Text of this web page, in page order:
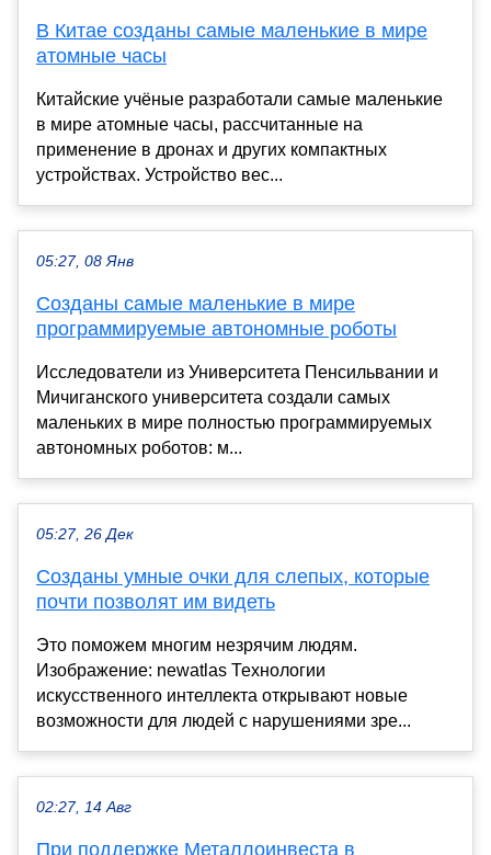
В Китае созданы самые маленькие в мире
атомные часы
Китайские учёные разработали самые маленькие
в мире атомные часы, рассчитанные на
применение в дронах и других компактных
устройствах. Устройство вес...
05:27, 08 Янв
Созданы самые маленькие в мире
программируемые автономные роботы
Исследователи из Университета Пенсильвании и
Мичиганского университета создали самых
маленьких в мире полностью программируемых
автономных роботов: м...
05:27, 26 Дек
Созданы умные очки для слепых, которые
почти позволят им видеть
Это поможем многим незрячим людям.
Изображение: newatlas Технологии
искусственного интеллекта открывают новые
возможности для людей с нарушениями зре...
02:27, 14 Авг
При поддержке Металлоинвеста в